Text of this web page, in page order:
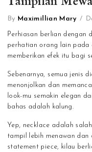
By Maximillian Mary /
Perhiasan berlian dengan
perhatian orang lain pada
memberikan efek itu bagi
Sebenarnya, semua jenis
menonjolkan dan
look-mu semakin elegan
bahas adalah kalung.
Yep, necklace adalah
tampil lebih menawan dan
statement piece, kilau